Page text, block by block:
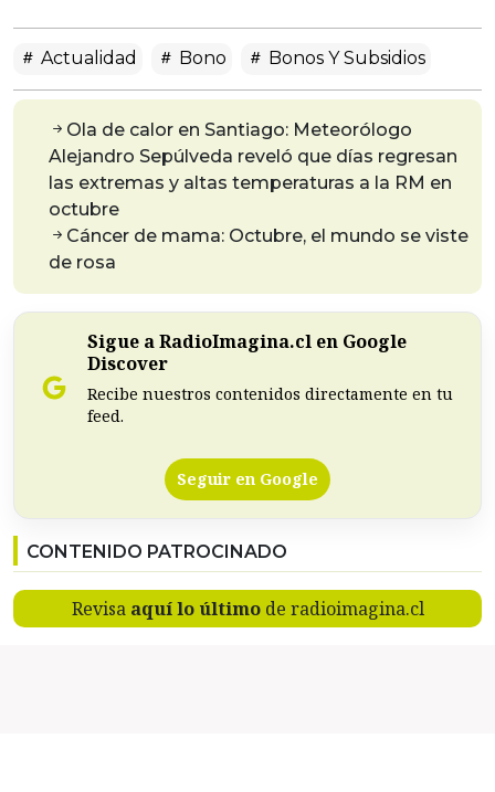
Actualidad Bono Bonos Y Subsidios
Ola de calor en Santiago: Meteorólogo
Alejandro Sepúlveda reveló que días regresan
las extremas y altas temperaturas a la RM en
octubre
Cáncer de mama: Octubre, el mundo se viste
de rosa
Sigue a RadioImagina.cl en Google
Discover
Recibe nuestros contenidos directamente en tu
feed.
Seguir en Google
CONTENIDO PATROCINADO
Revisa aquí lo últimode radioimagina.cl